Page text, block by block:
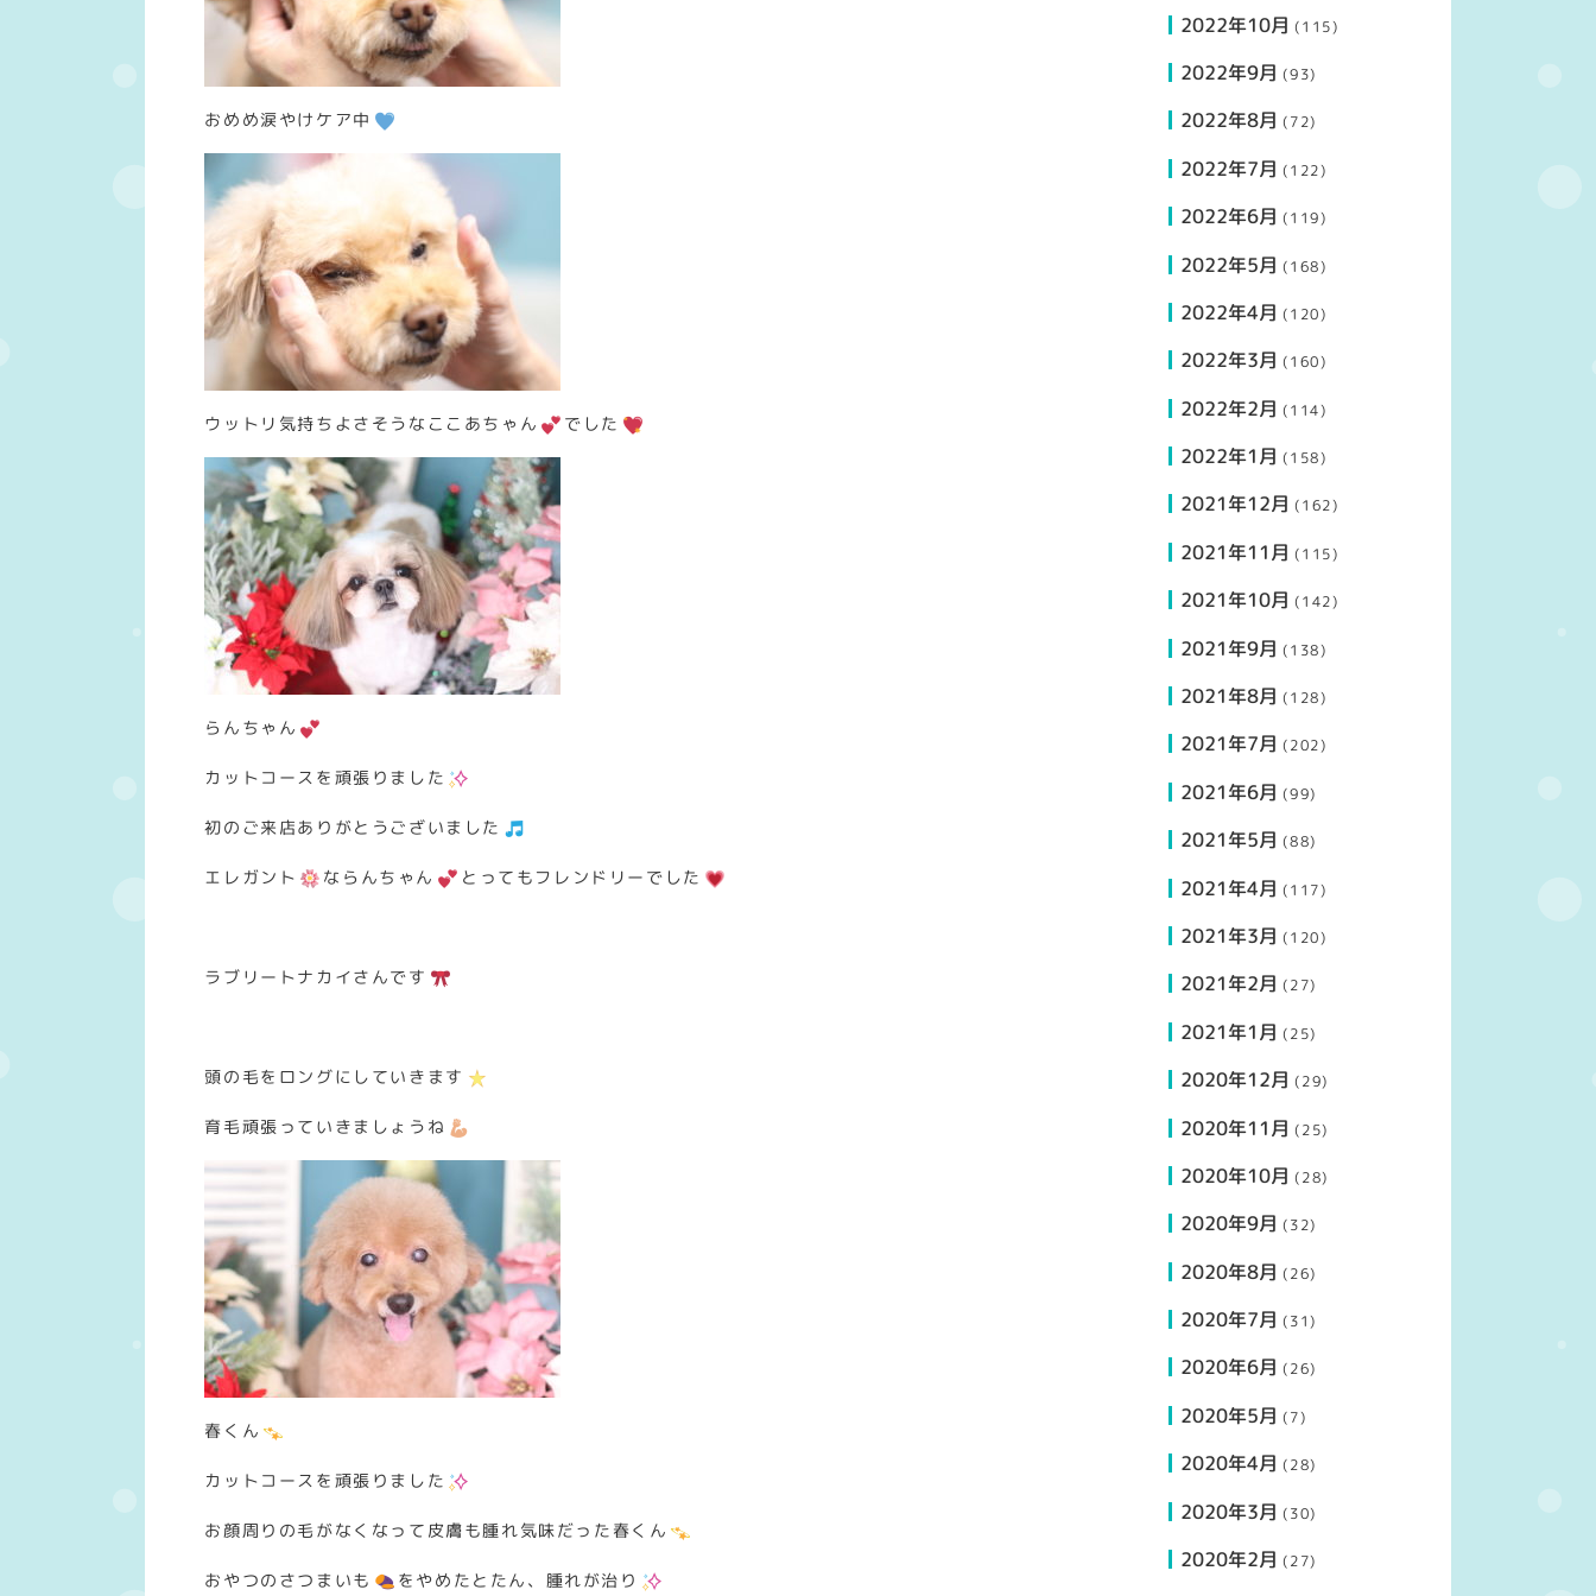
おめめ涙やけケア中
ウットリ気持ちよさそうなここあちゃん でした
らんちゃん
カットコースを頑張りました
初のご来店ありがとうございました
エレガント ならんちゃん とってもフレンドリーでした
ラブリートナカイさんです
頭の毛をロングにしていきます
育毛頑張っていきましょうね
春くん
カットコースを頑張りました
お顔周りの毛がなくなって皮膚も腫れ気味だった春くん
おやつのさつまいも をやめたとたん、腫れが治り
2022年10月 (115)
2022年9月 (93)
2022年8月 (72)
2022年7月 (122)
2022年6月 (119)
2022年5月 (168)
2022年4月 (120)
2022年3月 (160)
2022年2月 (114)
2022年1月 (158)
2021年12月 (162)
2021年11月 (115)
2021年10月 (142)
2021年9月 (138)
2021年8月 (128)
2021年7月 (202)
2021年6月 (99)
2021年5月 (88)
2021年4月 (117)
2021年3月 (120)
2021年2月 (27)
2021年1月 (25)
2020年12月 (29)
2020年11月 (25)
2020年10月 (28)
2020年9月 (32)
2020年8月 (26)
2020年7月 (31)
2020年6月 (26)
2020年5月 (7)
2020年4月 (28)
2020年3月 (30)
2020年2月 (27)